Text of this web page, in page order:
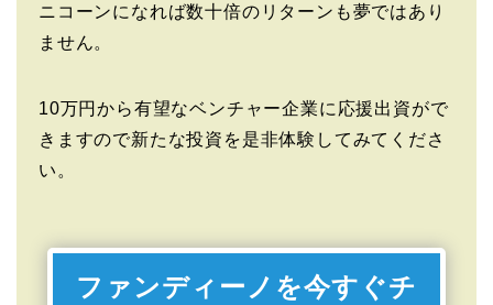
ニコーンになれば数十倍のリターンも夢ではあり
ません。
10万円から有望なベンチャー企業に応援出資がで
きますので新たな投資を是非体験してみてくださ
い。
ファンディーノを今すぐチ